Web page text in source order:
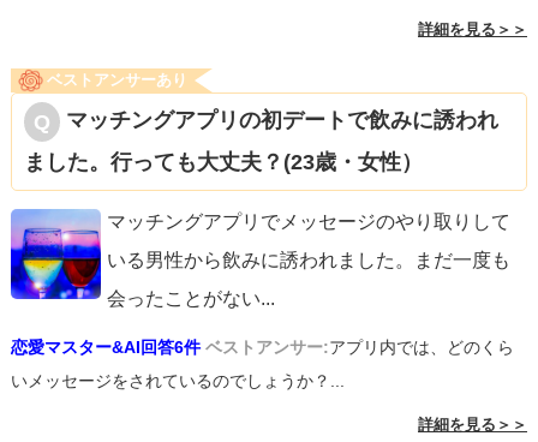
詳細を見る＞＞
ベストアンサーあり
マッチングアプリの初デートで飲みに誘われ
ました。行っても大丈夫？(23歳・女性）
マッチングアプリでメッセージのやり取りして
いる男性から飲みに誘われました。まだ一度も
会ったことがない...
恋愛マスター&AI回答6件 ベストアンサー:アプリ内では、どのくら
いメッセージをされているのでしょうか？...
詳細を見る＞＞